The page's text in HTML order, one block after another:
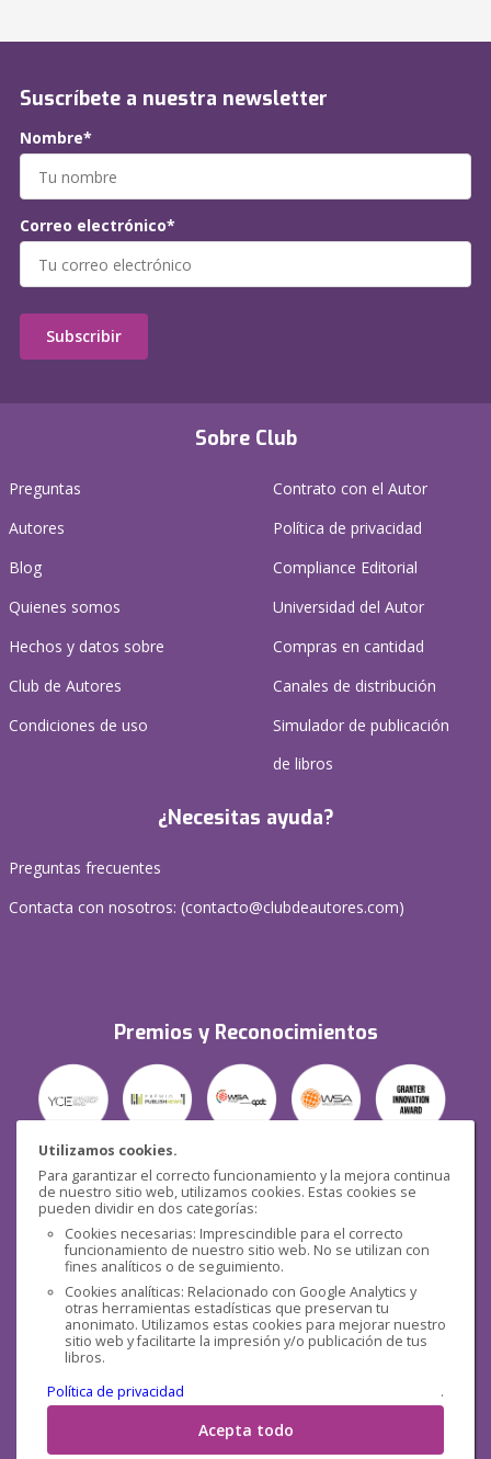
Utilizamos cookies.
Para garantizar el correcto funcionamiento y la mejora continua
de nuestro sitio web, utilizamos cookies. Estas cookies se
pueden dividir en dos categorías:
Cookies necesarias: Imprescindible para el correcto
funcionamiento de nuestro sitio web. No se utilizan con
fines analíticos o de seguimiento.
Cookies analíticas: Relacionado con Google Analytics y
otras herramientas estadísticas que preservan tu
anonimato. Utilizamos estas cookies para mejorar nuestro
sitio web y facilitarte la impresión y/o publicación de tus
libros.
Política de privacidad
.
Acepta todo
Sobre Club
Preguntas
Autores
Blog
Quienes somos
Hechos y datos sobre
Club de Autores
Condiciones de uso
Contrato con el Autor
Política de privacidad
Compliance Editorial
Universidad del Autor
Compras en cantidad
Canales de distribución
Simulador de publicación
de libros
¿Necesitas ayuda?
Preguntas frecuentes
Contacta con nosotros: (contacto@clubdeautores.com)
Premios y Reconocimientos
Seguridad
Redes sociales
Suscríbete a nuestra newsletter
Nombre*
Correo electrónico*
Subscribir